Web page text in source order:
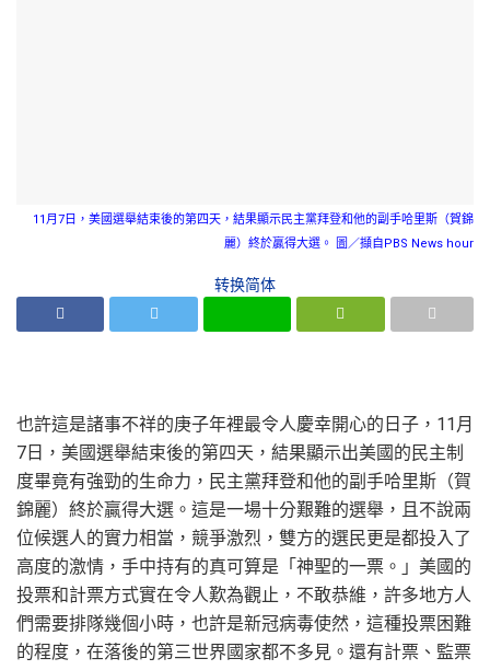
11月7日，美國選舉結束後的第四天，結果顯示民主黨拜登和他的副手哈里斯（賀錦
麗）終於贏得大選。 圖／擷自PBS News hour
转换简体
也許這是諸事不祥的庚子年裡最令人慶幸開心的日子，11月
7日，美國選舉結束後的第四天，結果顯示出美國的民主制
度畢竟有強勁的生命力，民主黨拜登和他的副手哈里斯（賀
錦麗）終於贏得大選。這是一場十分艱難的選舉，且不說兩
位候選人的實力相當，競爭激烈，雙方的選民更是都投入了
高度的激情，手中持有的真可算是「神聖的一票。」美國的
投票和計票方式實在令人歎為觀止，不敢恭維，許多地方人
們需要排隊幾個小時，也許是新冠病毒使然，這種投票困難
的程度，在落後的第三世界國家都不多見。還有計票、監票